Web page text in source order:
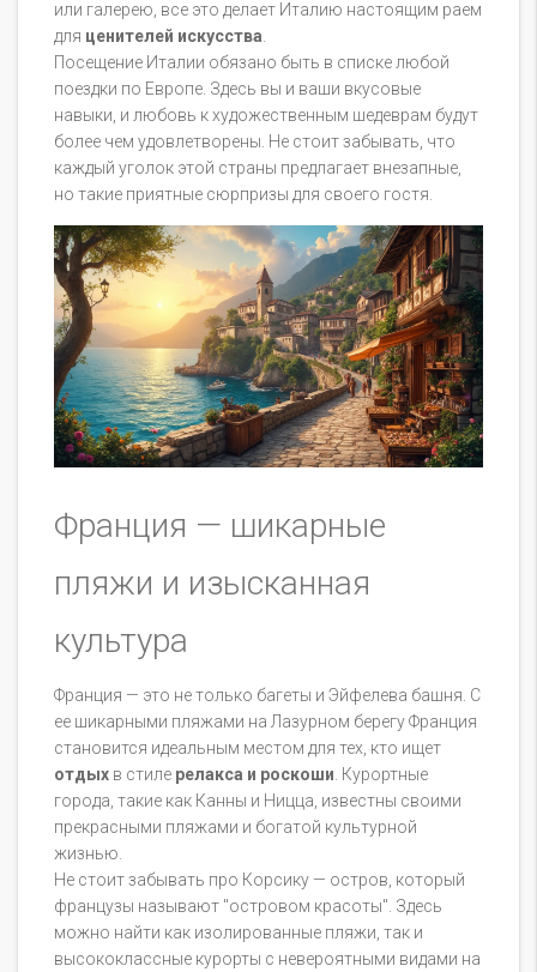
или галерею, все это делает Италию настоящим раем
для ценителей искусства.
Посещение Италии обязано быть в списке любой
поездки по Европе. Здесь вы и ваши вкусовые
навыки, и любовь к художественным шедеврам будут
более чем удовлетворены. Не стоит забывать, что
каждый уголок этой страны предлагает внезапные,
но такие приятные сюрпризы для своего гостя.
Франция — шикарные
пляжи и изысканная
культура
Франция — это не только багеты и Эйфелева башня. С
ее шикарными пляжами на Лазурном берегу Франция
становится идеальным местом для тех, кто ищет
отдых в стиле релакса и роскоши . Курортные
города, такие как Канны и Ницца, известны своими
прекрасными пляжами и богатой культурной
жизнью.
Не стоит забывать про Корсику — остров, который
французы называют "островом красоты". Здесь
можно найти как изолированные пляжи, так и
высококлассные курорты с невероятными видами на